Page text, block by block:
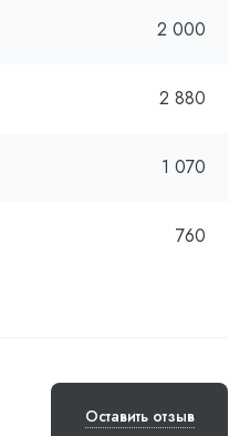
2 000
2 880
1 070
760
Оставить отзыв